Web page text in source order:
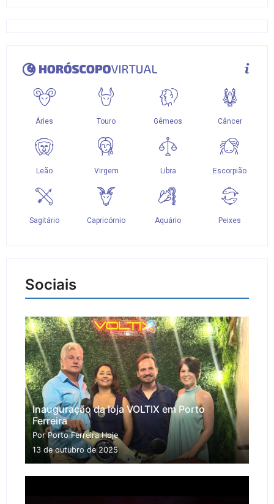
Sociais
Inauguração da loja VOLTIX em Porto
Ferreira
Por Porto Ferreira Hoje
13 de outubro de 2025